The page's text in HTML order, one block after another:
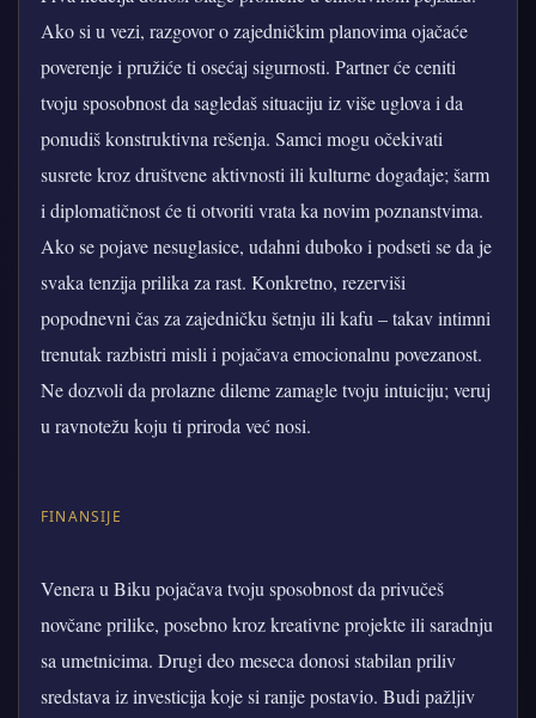
Ako si u vezi, razgovor o zajedničkim planovima ojačaće
poverenje i pružiće ti osećaj sigurnosti. Partner će ceniti
tvoju sposobnost da sagledaš situaciju iz više uglova i da
ponudiš konstruktivna rešenja. Samci mogu očekivati
susrete kroz društvene aktivnosti ili kulturne događaje; šarm
i diplomatičnost će ti otvoriti vrata ka novim poznanstvima.
Ako se pojave nesuglasice, udahni duboko i podseti se da je
svaka tenzija prilika za rast. Konkretno, rezerviši
popodnevni čas za zajedničku šetnju ili kafu – takav intimni
trenutak razbistri misli i pojačava emocionalnu povezanost.
Ne dozvoli da prolazne dileme zamagle tvoju intuiciju; veruj
u ravnotežu koju ti priroda već nosi.
FINANSIJE
Venera u Biku pojačava tvoju sposobnost da privučeš
novčane prilike, posebno kroz kreativne projekte ili saradnju
sa umetnicima. Drugi deo meseca donosi stabilan priliv
sredstava iz investicija koje si ranije postavio. Budi pažljiv